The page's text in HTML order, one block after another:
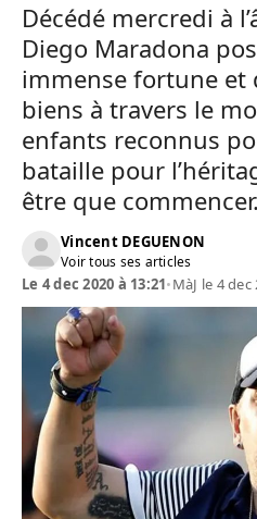
Décédé mercredi à
Diego Maradona
immense fortune et
biens à travers le
enfants reconnus
bataille pour
être que commencer.
Vincent DEGUENON
Voir tous ses articles
Le 4 dec 2020 à 13:21•MàJ le 4 dec